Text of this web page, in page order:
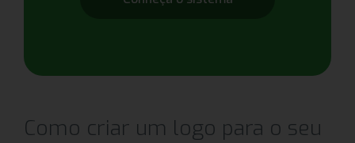
Como criar um logo para o seu